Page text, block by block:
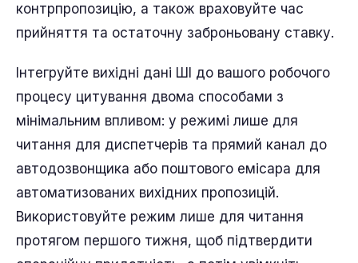
контрпропозицію, а також враховуйте час
прийняття та остаточну заброньовану ставку.
Інтегруйте вихідні дані ШІ до вашого робочого
процесу цитування двома способами з
мінімальним впливом: у режимі лише для
читання для диспетчерів та прямий канал до
автодозвонщика або поштового емісара для
автоматизованих вихідних пропозицій.
Використовуйте режим лише для читання
протягом першого тижня, щоб підтвердити